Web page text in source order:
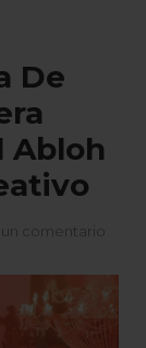
De
Abloh
comentario
White
De